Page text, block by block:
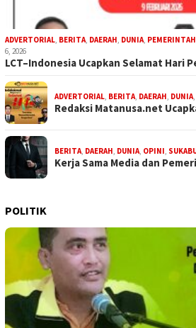
ADVERTORIAL BERITA DAERAH DUNIA PEMERINTAH
6, 2026
LCT–Indonesia Ucapkan Selamat Hari
ADVERTORIAL BERITA DAERAH DUNIA
Redaksi Matanusa.net
BERITA DAERAH DUNIA OPINI
Kerja Sama Media dan
POLITIK